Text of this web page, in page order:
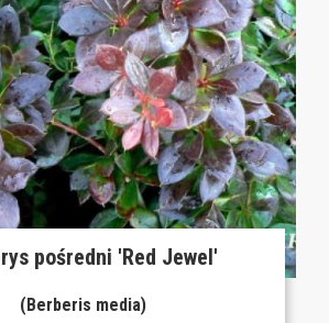
pośredni 'Red Jewel'
(Berberis media)